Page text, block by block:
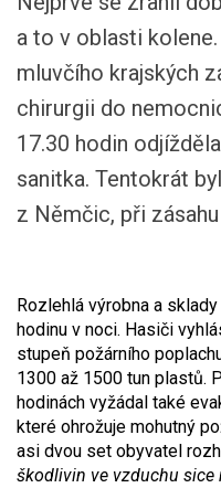
a to v oblasti
mluvčího krajských
chirurgii do
17.30 hodin
sanitka. Tentokrát
z Němčic, při
Rozlehlá výrobna a
hodinu v noci. Hasiči
stupeň požárního
1300 až 1500 tun plastů.
hodinách vyžádal také
které ohrožuje mohutný
asi dvou set obyvatel
škodlivin ve vzduchu sice